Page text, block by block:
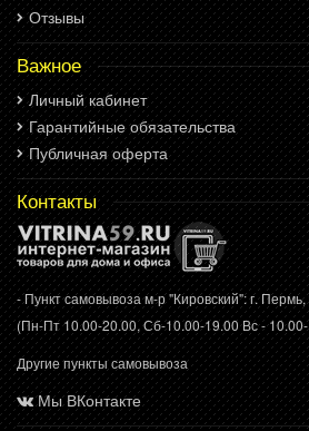
Отзывы
Важное
Личный кабинет
Гарантийные обязательства
Публичная оферта
Контакты
- Пункт самовывоза м-р "Кировский": г.
(Пн-Пт 10.00-20.00, Сб-10.00-19.00 Вс -
Другие пункты самовывоза
Мы ВКонтакте